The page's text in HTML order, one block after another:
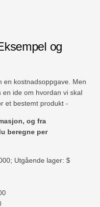
og
en kostnadsoppgave. Men
en ide om hvordan vi skal
et bestemt produkt -
og fra
beregne per
Utgående lager: $